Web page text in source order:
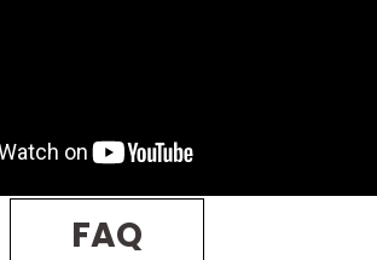
FAQ